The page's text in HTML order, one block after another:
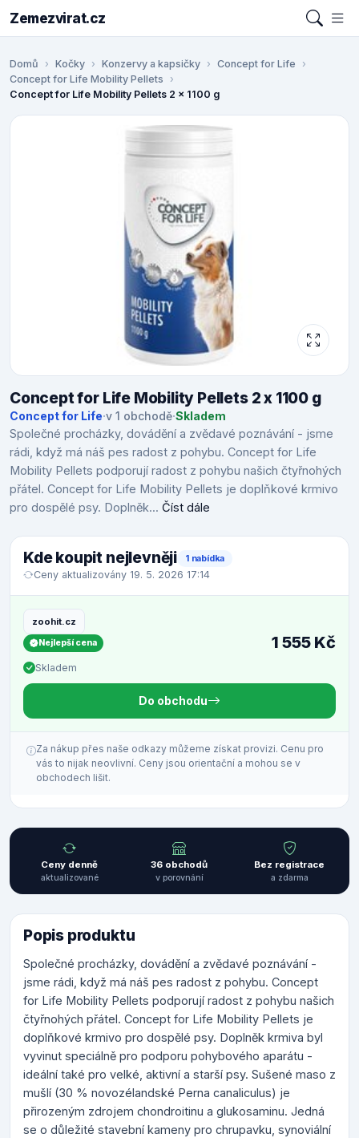
Zemezvirat.cz
Domů Kočky Konzervy a kapsičky
Concept for Life
Concept for Life Mobility Pellets
Concept for Life Mobility Pellets 2 x 1100 g
Concept for Life Mobility Pellets 2 x 1100 g
Concept for Life·v 1 obchodě·Skladem
Společné procházky, dovádění a zvědavé poznávání - jsme
rádi, když má náš pes radost z pohybu. Concept for Life
Mobility Pellets podporují radost z pohybu našich čtyřnohých
přátel. Concept for Life Mobility Pellets je doplňkové krmivo
pro dospělé psy. Doplněk... Číst dále
Kde koupit nejlevněji 1 nabídka
Ceny aktualizovány 19. 5. 2026 17:14
zoohit.cz
Nejlepší cena
Skladem
1 555 Kč
Do obchodu
Za nákup přes naše odkazy můžeme získat provizi. Cenu pro
vás to nijak neovlivní. Ceny jsou orientační a mohou se v
obchodech lišit.
Ceny denně
aktualizované
36 obchodů
v porovnání
Bez registrace
a zdarma
Popis produktu
Společné procházky, dovádění a zvědavé poznávání -
jsme rádi, když má náš pes radost z pohybu. Concept
for Life Mobility Pellets podporují radost z pohybu našich
čtyřnohých přátel. Concept for Life Mobility Pellets je
doplňkové krmivo pro dospělé psy. Doplněk krmiva byl
vyvinut speciálně pro podporu pohybového aparátu -
ideální také pro velké, aktivní a starší psy. Sušené maso z
mušlí (30 % novozélandské Perna canaliculus) je
přirozeným zdrojem chondroitinu a glukosaminu. Jedná
se o důležité stavební kameny pro chrupavku, synoviální